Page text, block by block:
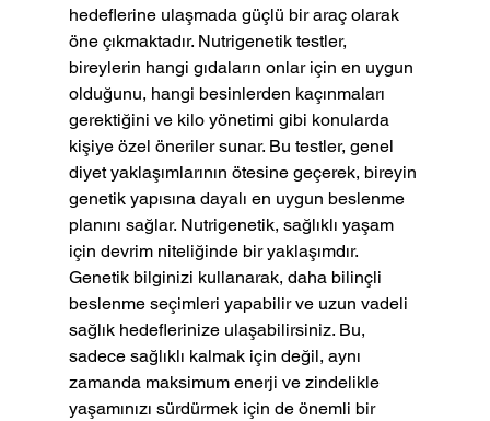
hedeflerine ulaşmada güçlü bir araç olarak
öne çıkmaktadır. Nutrigenetik testler,
bireylerin hangi gıdaların onlar için en uygun
olduğunu, hangi besinlerden kaçınmaları
gerektiğini ve kilo yönetimi gibi konularda
kişiye özel öneriler sunar. Bu testler, genel
diyet yaklaşımlarının ötesine geçerek, bireyin
genetik yapısına dayalı en uygun beslenme
planını sağlar. Nutrigenetik, sağlıklı yaşam
için devrim niteliğinde bir yaklaşımdır.
Genetik bilginizi kullanarak, daha bilinçli
beslenme seçimleri yapabilir ve uzun vadeli
sağlık hedeflerinize ulaşabilirsiniz. Bu,
sadece sağlıklı kalmak için değil, aynı
zamanda maksimum enerji ve zindelikle
yaşamınızı sürdürmek için de önemli bir